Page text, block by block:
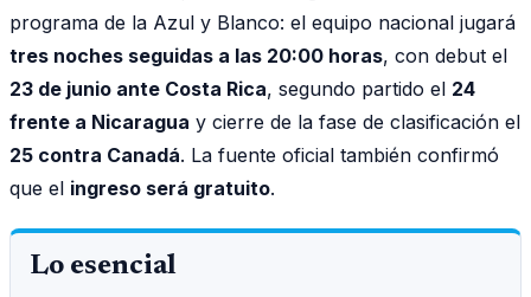
programa de la Azul y Blanco: el equipo nacional jugará
tres noches seguidas a las 20:00 horas, con debut el
23 de junio ante Costa Rica, segundo partido el 24
frente a Nicaragua y cierre de la fase de clasificación el
25 contra Canadá. La fuente oficial también confirmó
que el ingreso será gratuito.
Lo esencial